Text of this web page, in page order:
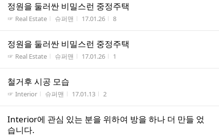
정원을 둘러싼 비밀스런 중정주택
게시판명
☞ Real Estate 작성자
슈퍼맨 작성시간
17.01.26 조회수
8
정원을 둘러싼 비밀스런 중정주택
게시판명
☞ Real Estate 작성자
슈퍼맨 작성시간
17.01.26 조회수
1
철거후 시공 모습
게시판명
☞ Interior 작성자
슈퍼맨 작성시간
17.01.13 조회수
2
Interior에 관심 있는 분을 위하여 방을 하나 더 만들 었
습니다.